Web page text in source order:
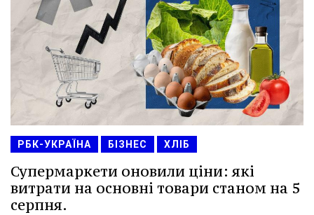
РБК-УКРАЇНА БІЗНЕС ХЛІБ
Супермаркети оновили ціни: які
витрати на основні товари станом на 5
серпня.